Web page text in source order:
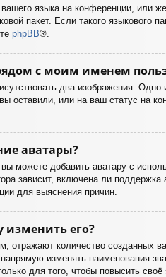
языка на конференции, или
пакет. Если такого языкового
phpBB®.
с моим именем
два изображения.
оставили, или на ваш статус на
аватары?
можете добавить аватару с
зависит, включена ли
для выяснения причин.
изменить его?
отражают количество созданных
изменять наименования
для того, чтобы повысить